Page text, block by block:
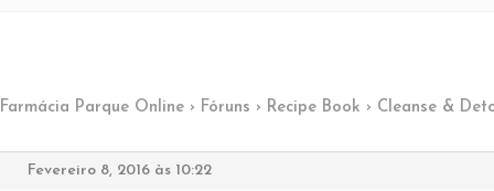
Farmácia Parque Online › Fóruns › Recipe Book › Cleanse &
Fevereiro 8, 2016 às 10:22